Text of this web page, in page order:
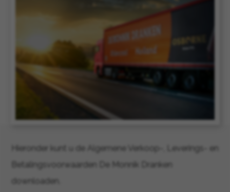
Hieronder kunt u de Algemene Verkoop-, Leverings- en
Betalingsvoorwaarden De Monnik Dranken
downloaden.